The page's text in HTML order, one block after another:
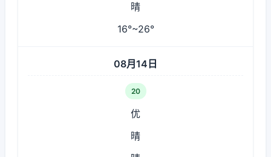
晴
16°~26°
08月14日
20
优
晴